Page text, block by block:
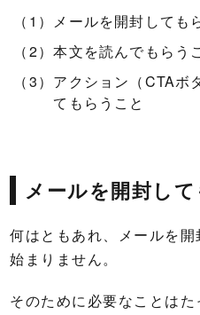
メールを開封しても
本文を読んでもらう
アクション（CTAボ
てもらうこと
メールを開封し
何はともあれ、メールを
始まりません。
そのために必要なことはた